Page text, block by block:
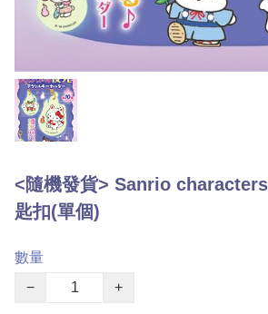
<隨機發貨> Sanrio
匙扣(單個)
數量
−
+